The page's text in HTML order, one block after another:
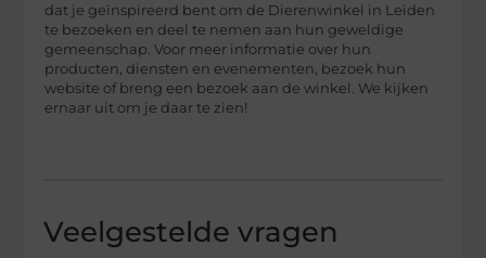
dat je geïnspireerd bent om de Dierenwinkel in Leiden
te bezoeken en deel te nemen aan hun geweldige
gemeenschap. Voor meer informatie over hun
producten, diensten en evenementen, bezoek hun
website of breng een bezoek aan de winkel. We kijken
ernaar uit om je daar te zien!
Veelgestelde vragen